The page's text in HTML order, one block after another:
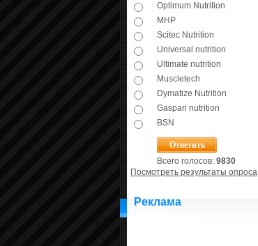
Optimum Nutrition
MHP
Scitec Nutrition
Universal nutrition
Ultimate nutrition
Muscletech
Dymatize Nutrition
Gaspari nutrition
BSN
Всего голосов: 9830
Посмотреть результаты опроса
Реклама